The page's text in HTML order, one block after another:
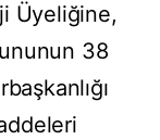
Üyeliğine,
38